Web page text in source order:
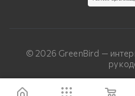
© 2026 GreenBird —
Разработка